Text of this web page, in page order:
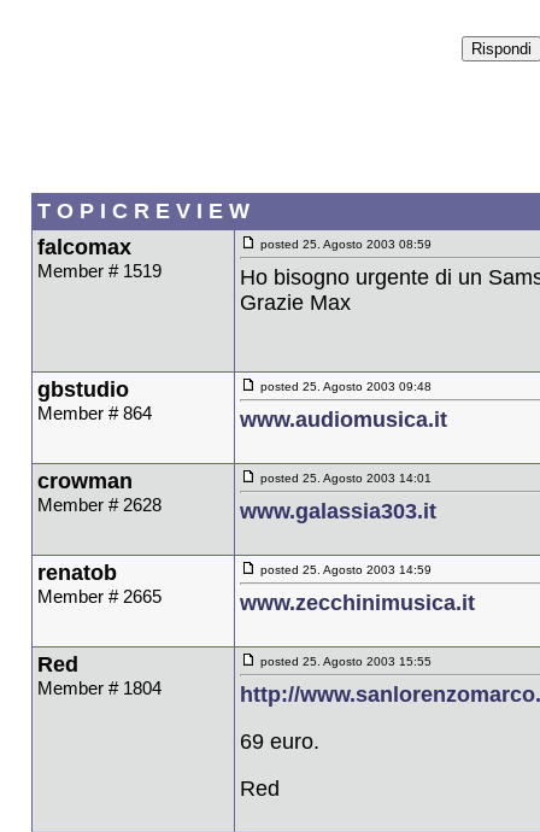
T O P I C R E V I E W
falcomax
Member # 1519
posted 25. Agosto 2003 08:59
Ho bisogno urgente di un
Grazie Max
gbstudio
Member # 864
posted 25. Agosto 2003 09:48
www.audiomusica.it
crowman
Member # 2628
posted 25. Agosto 2003 14:01
www.galassia303.it
renatob
Member # 2665
posted 25. Agosto 2003 14:59
www.zecchinimusica.it
Red
Member # 1804
posted 25. Agosto 2003 15:55
http://
69 euro.
Red